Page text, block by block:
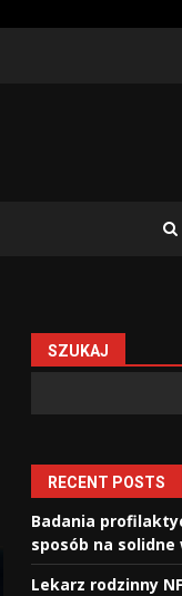
SZUKAJ
RECENT POSTS
Badania
sposób na
Lekarz rodzinny